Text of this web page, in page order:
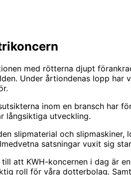
med rötterna djupt
Under årtiondenas lopp
inom en bransch har
långsiktiga utveckling.
slipmaterial och
satsningar vuxit sig
att KWH-koncernen i dag är
roll för våra dotterbolag.